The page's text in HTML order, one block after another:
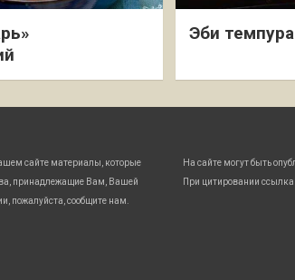
Эби темпура
сайте материалы, которые
принадлежащие Вам, Вашей
пожалуйста, сообщите нам.
На сайте могут быть
При цитировании ссылка